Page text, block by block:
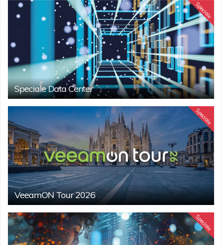
Speciale
Speciale Data Center
Speciale
VeeamON Tour 2026
Speciale